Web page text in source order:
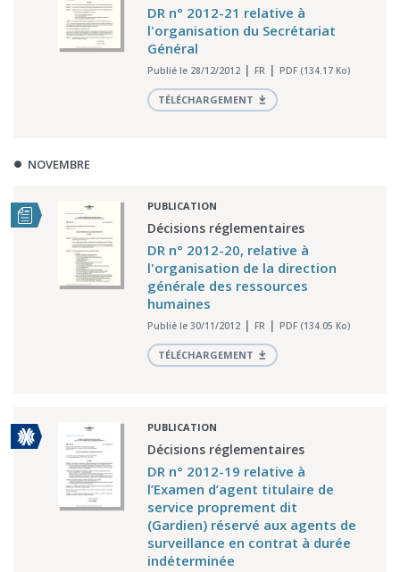
DR n° 2012-21 relative à
l'organisation du Secrétariat
Général
Publié le 28/12/2012 FR PDF (134.17 Ko)
TÉLÉCHARGEMENT
NOVEMBRE
PUBLICATION
Décisions réglementaires
DR n° 2012-20, relative à
l'organisation de la direction
générale des ressources
humaines
Publié le 30/11/2012 FR PDF (134.05 Ko)
TÉLÉCHARGEMENT
PUBLICATION
Décisions réglementaires
DR n° 2012-19 relative à
l’Examen d’agent titulaire de
service proprement dit
(Gardien) réservé aux agents de
surveillance en contrat à durée
indéterminée